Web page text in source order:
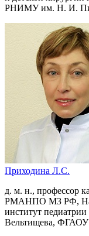
РНИМУ им. Н. И.
Приходина Л.С.
д. м. н., профессор
РМАНПО МЗ РФ,
институт
Вельтищева,